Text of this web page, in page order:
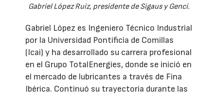
Gabriel López Ruiz, presidente de Sigaus y Genci.
Gabriel López es Ingeniero Técnico Industrial
por la Universidad Pontificia de Comillas
(Icai) y ha desarrollado su carrera profesional
en el Grupo TotalEnergies, donde se inició en
el mercado de lubricantes a través de Fina
Ibérica. Continuó su trayectoria durante las